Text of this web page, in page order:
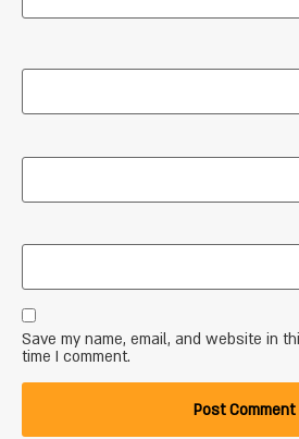
Save my name, email, and website in
time I comment.